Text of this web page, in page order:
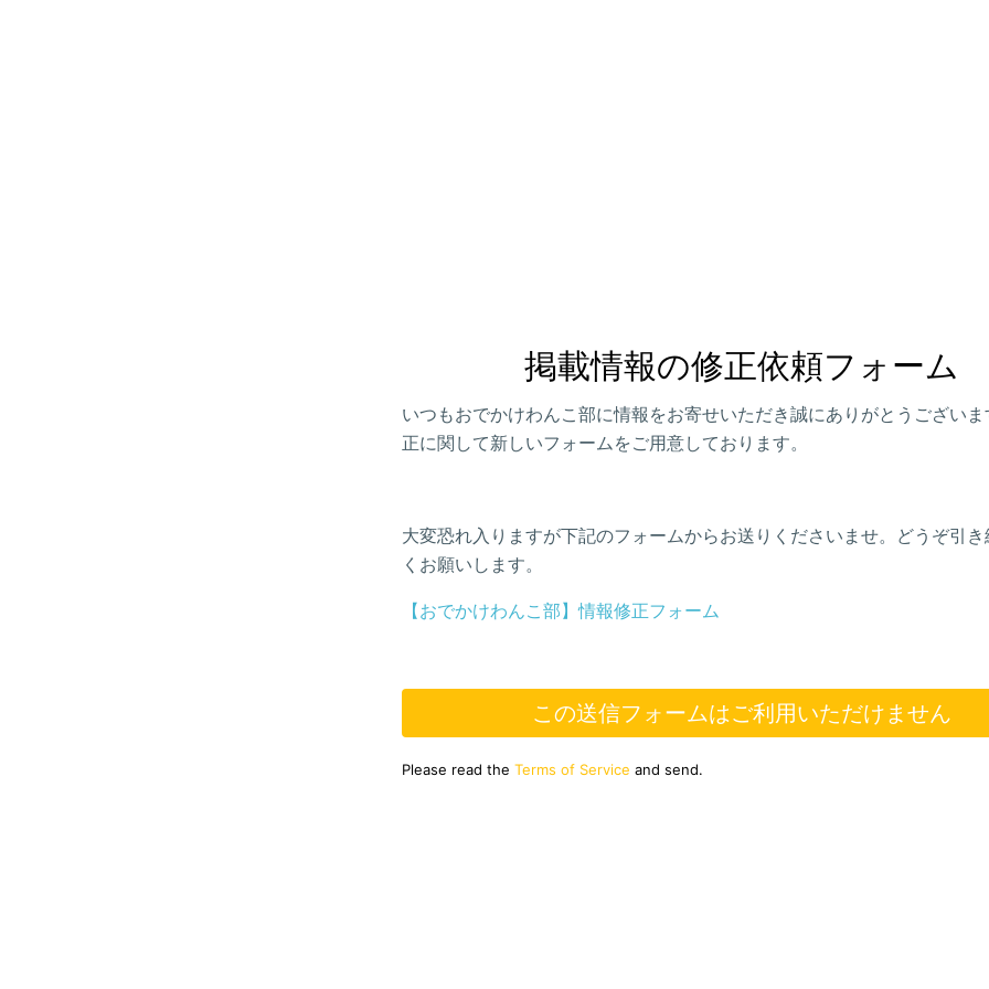
掲載情報の修正依頼フォーム
いつもおでかけわんこ部に情報をお寄せいただき誠にありがとうござい
正に関して新しいフォームをご用意しております。
大変恐れ入りますが下記のフォームからお送りくださいませ。どうぞ引き
くお願いします。
【おでかけわんこ部】情報修正フォーム
この送信フォームはご利用いただけません
Please read the Terms of Service and send.